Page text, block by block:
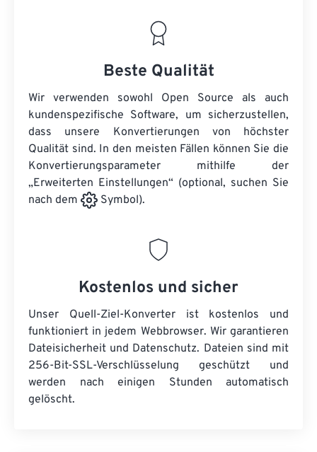
Beste Qualität
Wir verwenden sowohl Open Source als auch
kundenspezifische Software, um sicherzustellen,
dass unsere Konvertierungen von höchster
Qualität sind. In den meisten Fällen können Sie die
Konvertierungsparameter mithilfe der
„Erweiterten Einstellungen“ (optional, suchen Sie
nach dem
Symbol).
Kostenlos und sicher
Unser Quell-Ziel-Konverter ist kostenlos und
funktioniert in jedem Webbrowser. Wir garantieren
Dateisicherheit und Datenschutz. Dateien sind mit
256-Bit-SSL-Verschlüsselung geschützt und
werden nach einigen Stunden automatisch
gelöscht.